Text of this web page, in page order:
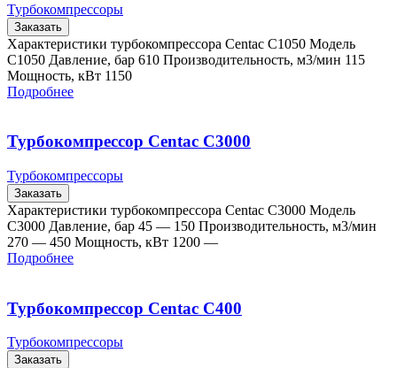
Турбокомпрессоры
Заказать
Характеристики турбокомпрессора Centac C1050 Модель
C1050 Давление, бар 610 Производительность, м3/мин 115
Мощность, кВт 1150
Подробнее
Турбокомпрессор Centac C3000
Турбокомпрессоры
Заказать
Характеристики турбокомпрессора Centac C3000 Модель
C3000 Давление, бар 45 — 150 Производительность, м3/мин
270 — 450 Мощность, кВт 1200 —
Подробнее
Турбокомпрессор Centac C400
Турбокомпрессоры
Заказать